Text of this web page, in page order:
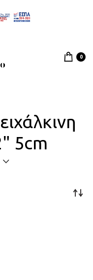
0
5cm